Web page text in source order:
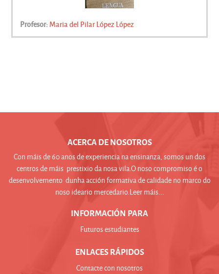
Profesor: Maria del Pilar López López
ACERCA DE NOSOTROS
Con máis de 60 anos de experiencia na ensinanza, somos un dos
centros de máis prestixio da nosa vila.O noso compromiso é o
desenvolvemento dunha acción formativa de calidade no marco do
noso ideario mercedario.Leer máis...
INFORMACIÓN PARA
Futuros estudiantes
ENLACES RÁPIDOS
Contacte con nosotros